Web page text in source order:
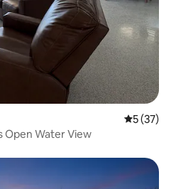
5 (37)
Open Water View